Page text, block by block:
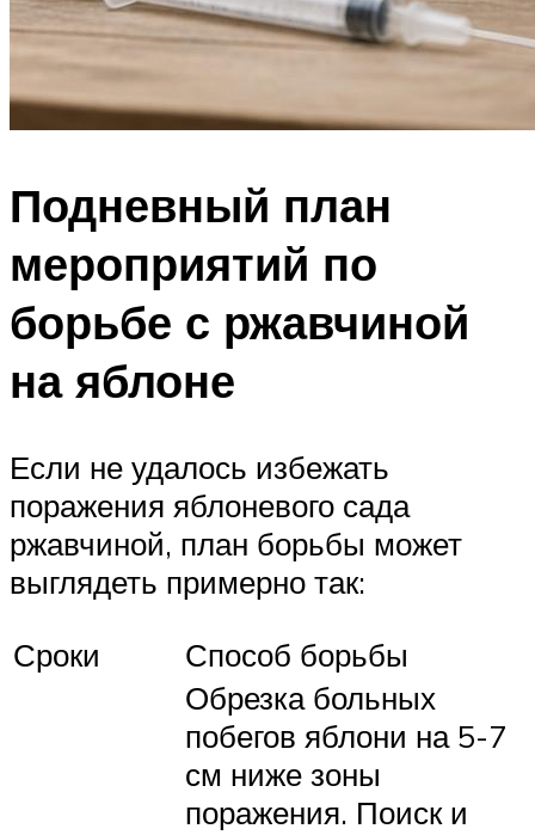
Подневный план
мероприятий по
борьбе с ржавчиной
на яблоне
Если не удалось избежать
поражения яблоневого сада
ржавчиной, план борьбы может
выглядеть примерно так:
Сроки
Способ борьбы
Обрезка больных
побегов яблони на 5-7
см ниже зоны
поражения. Поиск и